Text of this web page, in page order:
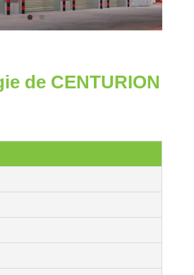
de CENTURION